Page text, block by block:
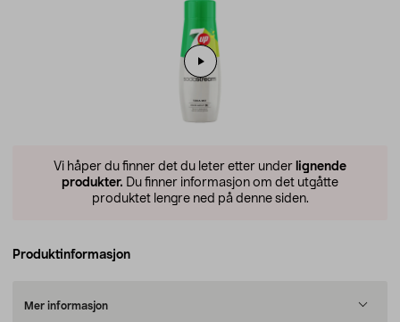
Vi håper du finner det du leter etter under lignende
produkter. Du finner informasjon om det utgåtte
produktet lengre ned på denne siden.
Produktinformasjon
Mer informasjon